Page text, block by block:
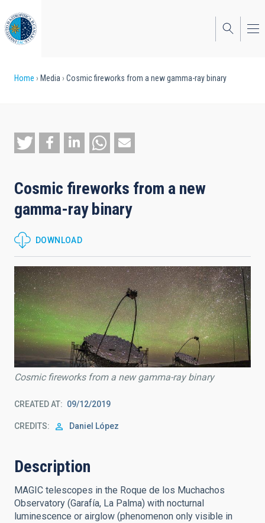
to
main
content
Breadcrumb
Home Media Cosmic fireworks from a new gamma-ray binary
Cosmic fireworks from a new
gamma-ray binary
DOWNLOAD
Cosmic fireworks from a new gamma-ray binary
CREATED AT 09/12/2019
CREDITS Daniel López
Description
MAGIC telescopes in the Roque de los Muchachos
Observatory (Garafía, La Palma) with nocturnal
luminescence or airglow (phenomenon only visible in